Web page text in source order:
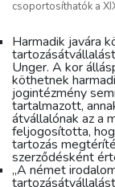
csoportosíthatók a
Harmadik javára
Unger. A kor
köthetnek
jogintézmény
tartalmazott,
átvállalónak az a
feljogosította,
tartozás
szerződésként
„A német